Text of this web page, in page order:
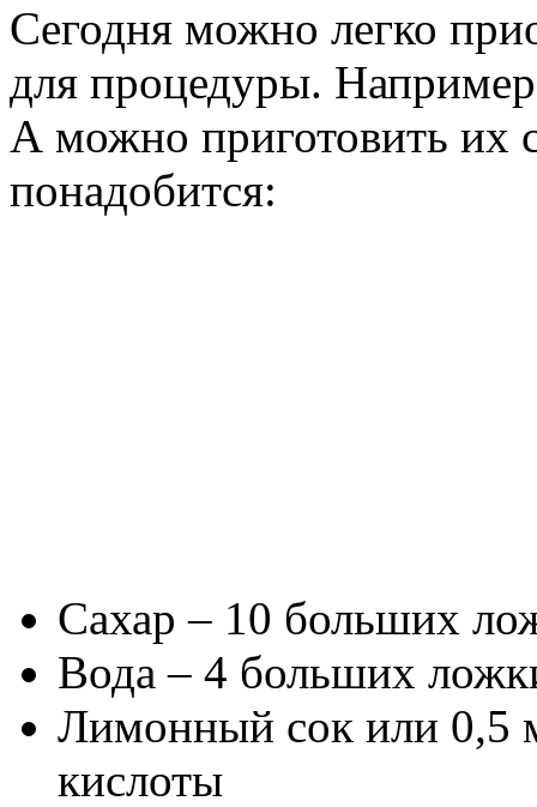
Сегодня можно легко
для процедуры.
А можно приготовить их
понадобится:
Сахар – 10 больших
Вода – 4 больших
Лимонный сок или 0,5
кислоты